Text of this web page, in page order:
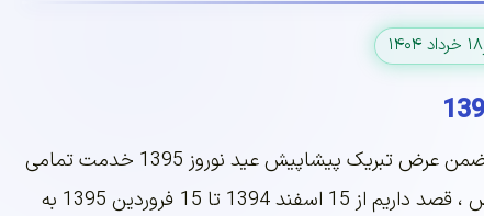
۱۸ خرداد ۱۴۰۴
تخفیف ویژه نوروز 1395 : ضمن عرض تبریک پیشاپیش عید نوروز 1395 خدمت تمامی
سروران گرامی میهن وردپرس ، قصد داریم از 15 اسفند 1394 تا 15 فروردین 1395 به